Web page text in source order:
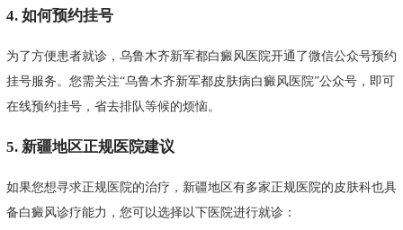
4. 如何预约挂号
为了方便患者就诊，乌鲁木齐新军都白癜风医院开通了微信公众号预约
挂号服务。您需关注“乌鲁木齐新军都皮肤病白癜风医院”公众号，即可
在线预约挂号，省去排队等候的烦恼。
5. 新疆地区正规医院建议
如果您想寻求正规医院的治疗，新疆地区有多家正规医院的皮肤科也具
备白癜风诊疗能力，您可以选择以下医院进行就诊：